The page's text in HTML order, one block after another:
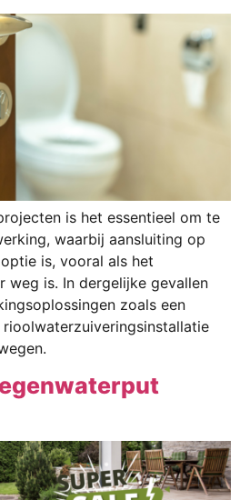
is het essentieel om te
waarbij aansluiting op
is, vooral als het
weg is. In dergelijke gevallen
zoals een